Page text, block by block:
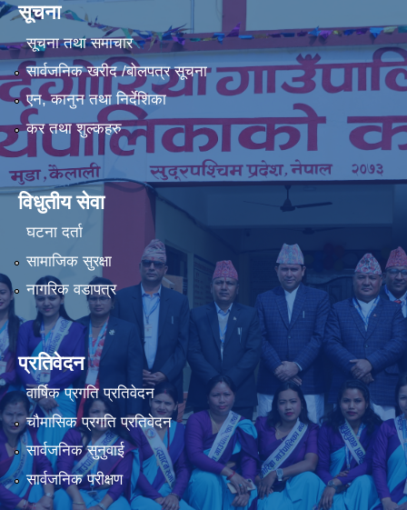
सूचना
सूचना तथा समाचार
सार्वजनिक खरीद /बोलपत्र सूचना
एन, कानुन तथा निर्देशिका
कर तथा शुल्कहरु
विधुतीय सेवा
घटना दर्ता
सामाजिक सुरक्षा
नागरिक वडापत्र
प्रतिवेदन
वार्षिक प्रगति प्रतिवेदन
चौमासिक प्रगति प्रतिवेदन
सार्वजनिक सुनुवाई
सार्वजनिक परीक्षण